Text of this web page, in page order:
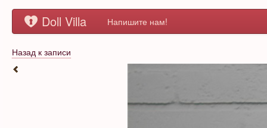
Doll Villa Напишите нам!
Назад к записи